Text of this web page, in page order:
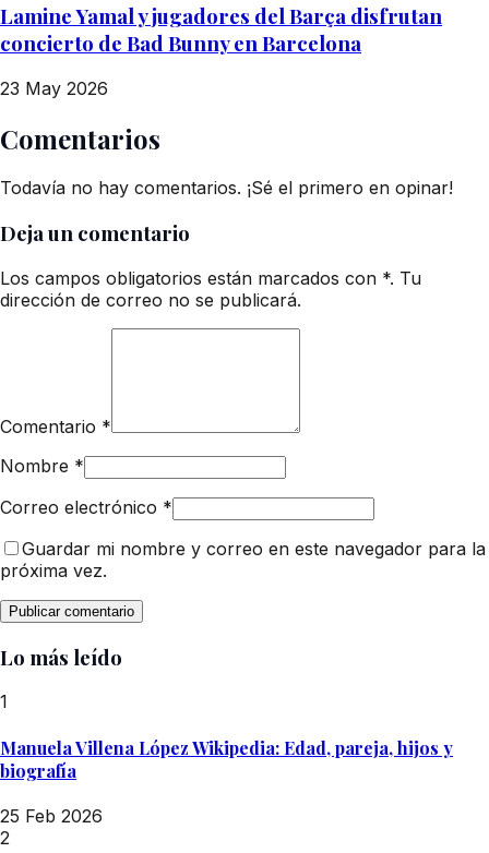
Lamine Yamal y jugadores del Barça disfrutan
concierto de Bad Bunny en Barcelona
23 May 2026
Comentarios
Todavía no hay comentarios. ¡Sé el primero en opinar!
Deja un comentario
Los campos obligatorios están marcados con *. Tu
dirección de correo no se publicará.
Comentario *
Nombre *
Correo electrónico *
Guardar mi nombre y correo en este navegador para la
próxima vez.
Lo más leído
1
Manuela Villena López Wikipedia: Edad, pareja, hijos y
biografía
25 Feb 2026
2